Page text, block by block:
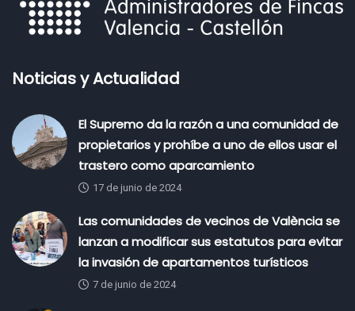
Noticias y Actualidad
El Supremo da la razón a una comunidad de
propietarios y prohíbe a uno de ellos usar el
trastero como aparcamiento
17 de junio de 2024
Las comunidades de vecinos de València se
lanzan a modificar sus estatutos para evitar
la invasión de apartamentos turísticos
7 de junio de 2024